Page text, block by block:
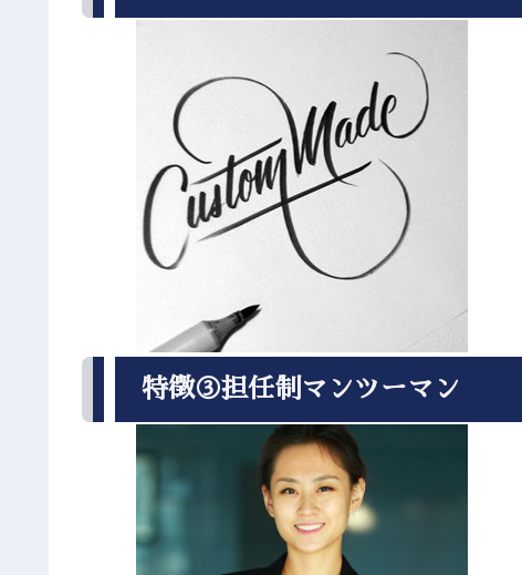
特徴③担任制マンツーマン